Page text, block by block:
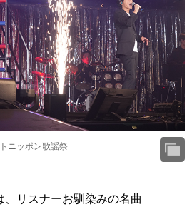
ニッポン歌謡祭
リスナーお馴染みの名曲